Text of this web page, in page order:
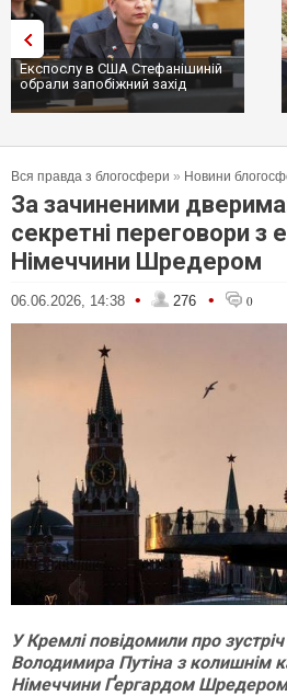
Експослу в США Стефанішиній
обрали запобіжний захід
Вся правда з блогосфери » Новини
За зачиненими дверима:
секретні переговори з
Німеччини Шредером
06.06.2026, 14:38 • 276 • 0
У Кремлі повідомили про зустріч
Володимира Путіна з колишнім
Німеччини Ґергардом